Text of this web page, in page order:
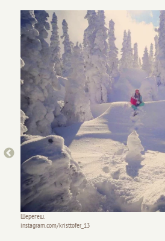
Шерегеш.
instagram.com/kristtofer_13